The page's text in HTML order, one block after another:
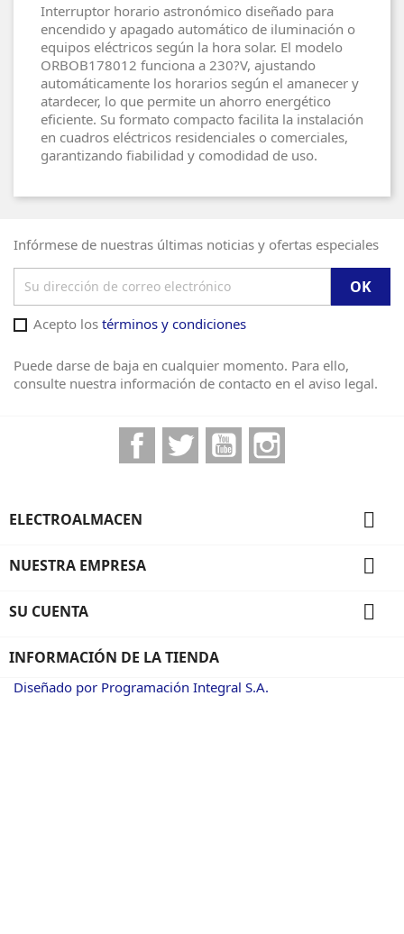
Interruptor horario astronómico diseñado para
encendido y apagado automático de iluminación o
equipos eléctricos según la hora solar. El modelo
ORBOB178012 funciona a 230?V, ajustando
automáticamente los horarios según el amanecer y
atardecer, lo que permite un ahorro energético
eficiente. Su formato compacto facilita la instalación
en cuadros eléctricos residenciales o comerciales,
garantizando fiabilidad y comodidad de uso.
Infórmese de nuestras últimas noticias y ofertas especiales
Acepto los términos y condiciones
Puede darse de baja en cualquier momento. Para ello,
consulte nuestra información de contacto en el aviso legal.
FacebookTwitter YouTube
ELECTROALMACEN 
NUESTRA EMPRESA 
SU CUENTA 
INFORMACIÓN DE LA TIENDA
Diseñado por Programación Integral S.A.